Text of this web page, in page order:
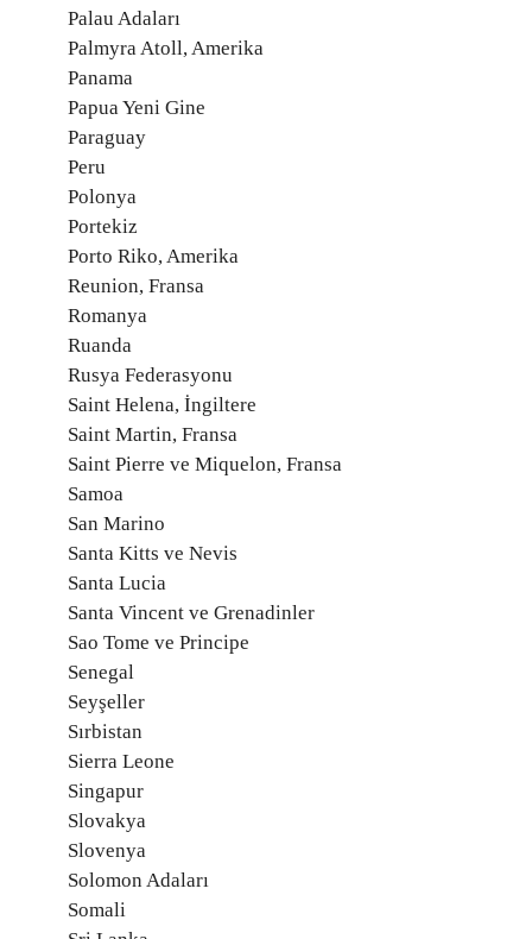
Palau Adaları
Palmyra Atoll, Amerika
Panama
Papua Yeni Gine
Paraguay
Peru
Polonya
Portekiz
Porto Riko, Amerika
Reunion, Fransa
Romanya
Ruanda
Rusya Federasyonu
Saint Helena, İngiltere
Saint Martin, Fransa
Saint Pierre ve Miquelon, Fransa
Samoa
San Marino
Santa Kitts ve Nevis
Santa Lucia
Santa Vincent ve Grenadinler
Sao Tome ve Principe
Senegal
Seyşeller
Sırbistan
Sierra Leone
Singapur
Slovakya
Slovenya
Solomon Adaları
Somali